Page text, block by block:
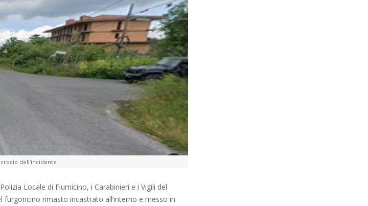
dell’incidente
Locale di Fiumicino, i Carabinieri e i Vigili del
rimasto incastrato all’interno e messo in